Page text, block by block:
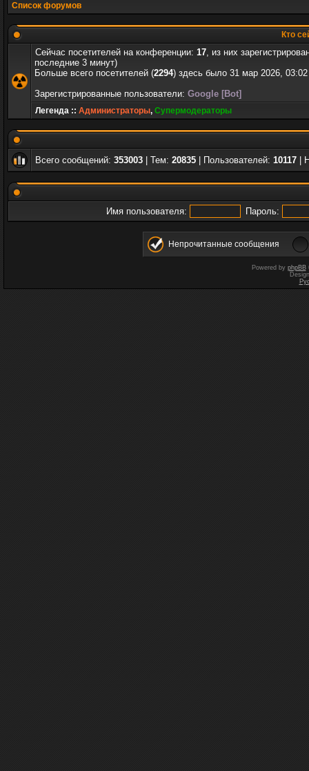
Список форумов
Кто
Сейчас посетителей на конференции: 17, из них
последние 3 минут)
Больше всего посетителей (2294) здесь было 31 мар 2026, 03:02
Зарегистрированные пользователи: Google [Bot]
Легенда :: Администраторы, Супермодераторы
Всего сообщений: 353003 | Тем: 20835 | Пользователей: 10117 |
Имя пользователя: Пароль:
Непрочитанные сообщения
Powered by phpBB